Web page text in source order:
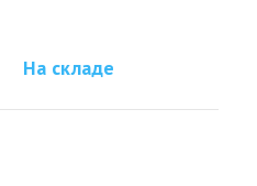
На складе